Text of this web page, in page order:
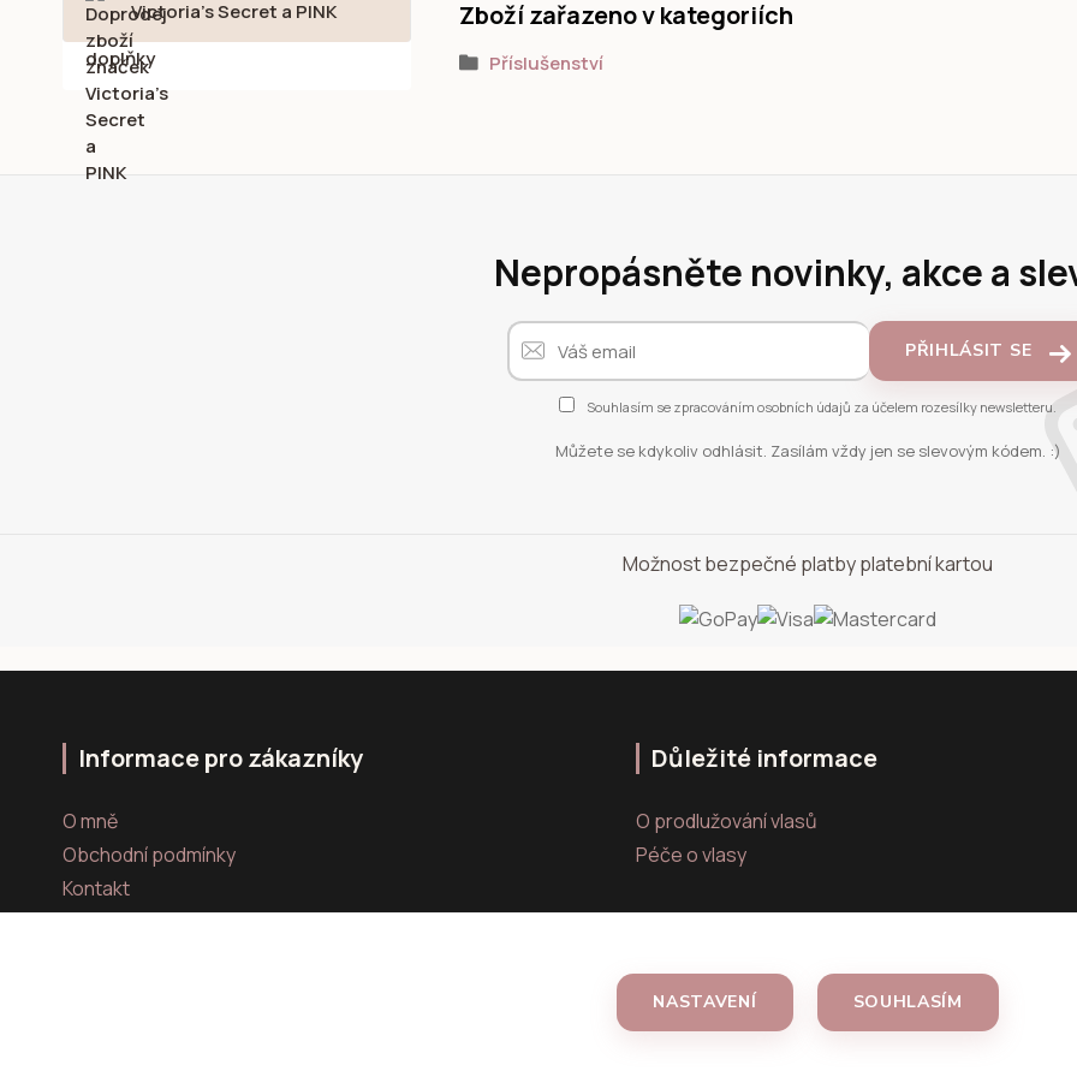
Victoria's Secret a PINK Zboží zařazeno v kategoriích
Příslušenství
Nepropásněte novinky, akce a
PŘIHLÁSIT SE
Souhlasím se zpracováním osobních údajů za účelem rozesílky newsletteru.
Můžete se kdykoliv odhlásit. Zasílám vždy jen se slevovým kódem. :)
Možnost bezpečné platby platební kartou
Informace pro zákazníky
O mně
Obchodní podmínky
Kontakt
Důležité informace
O prodlužování vlasů
Péče o vlasy
NASTAVENÍ SOUHLASÍM